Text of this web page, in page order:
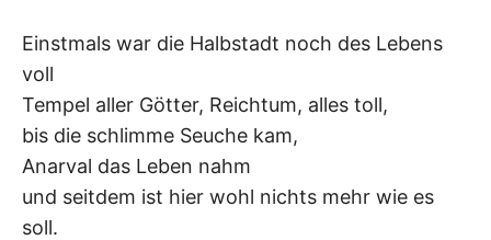
Einstmals war die Halbstadt noch des Lebens
voll
Tempel aller Götter, Reichtum, alles toll,
bis die schlimme Seuche kam,
Anarval das Leben nahm
und seitdem ist hier wohl nichts mehr wie es
soll.